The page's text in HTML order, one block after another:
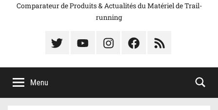
Comparateur de Produits & Actualités du Matériel de Trail-
running
Élément
menu
Élément
menu
Élément
menu
Élément
menu
Élément
menu
Menu